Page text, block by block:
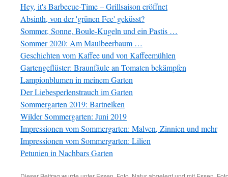
Hey, it's Barbecue-Time – Grillsaison eröffnet
Absinth, von der 'grünen Fee' geküsst?
Sommer, Sonne, Boule-Kugeln und ein Pastis …
Sommer 2020: Am Maulbeerbaum …
Geschichten vom Kaffee und von Kaffeemühlen
Gartengeflüster: Braunfäule an Tomaten bekämpfen
Lampionblumen in meinem Garten
Der Liebesperlenstrauch im Garten
Sommergarten 2019: Bartnelken
Wilder Sommergarten: Juni 2019
Impressionen vom Sommergarten: Malven, Zinnien und mehr
Impressionen vom Sommergarten: Lilien
Petunien in Nachbars Garten